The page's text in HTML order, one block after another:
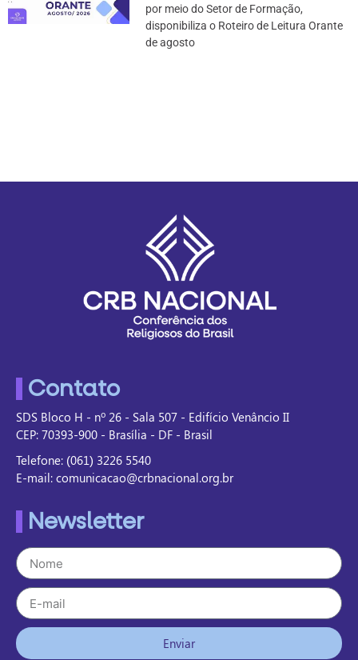
por meio do Setor de Formação,
disponibiliza o Roteiro de Leitura Orante
de agosto
Contato
SDS Bloco H - nº 26 - Sala 507 - Edifício Venâncio II
CEP: 70393-900 - Brasília - DF - Brasil
Telefone: (061) 3226 5540
E-mail: comunicacao@crbnacional.org.br
Newsletter
Enviar